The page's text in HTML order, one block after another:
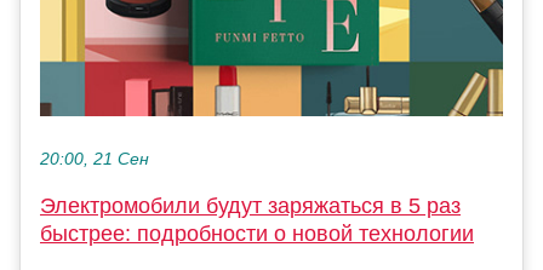
20:00, 21 Сен
Электромобили будут заряжаться в 5 раз
быстрее: подробности о новой технологии